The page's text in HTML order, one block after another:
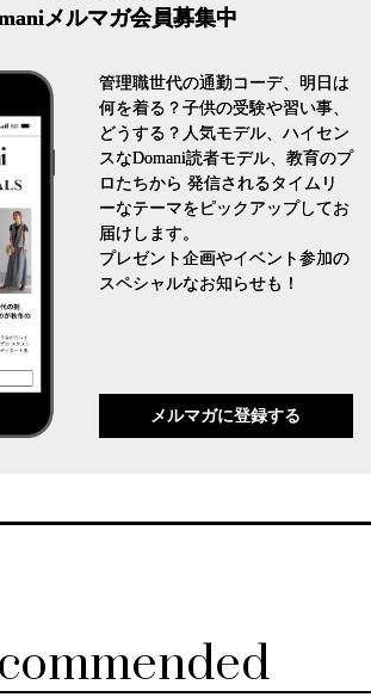
メルマガ会員募集中
管理職世代の通勤コーデ、明日は
何を着る？子供の受験や習い事、
どうする？人気モデル、ハイセン
スなDomani読者モデル、教育のプ
ロたちから 発信されるタイムリ
ーなテーマをピックアップしてお
届けします。
プレゼント企画やイベント参加の
スペシャルなお知らせも！
メルマガに登録する